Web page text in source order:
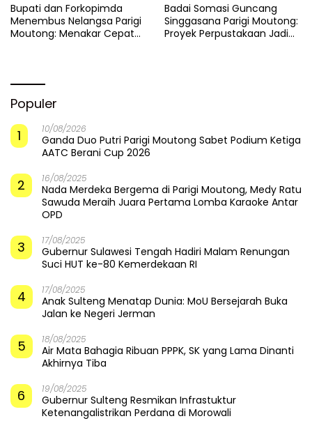
​Bupati dan Forkopimda
Menembus Nelangsa Parigi
Moutong: Menakar Cepat
Badai Somasi Guncang
Singgasana Parigi Moutong:
Proyek Perpustakaan Jadi
Populer
1
10/08/2026
Ganda Duo Putri Parigi Moutong Sabet Podium Ketiga
AATC Berani Cup 2026
2 16/08/2025
Nada Merdeka Bergema di Parigi Moutong, Medy Ratu
Sawuda Meraih Juara Pertama Lomba Karaoke Antar
OPD
3 17/08/2025
Gubernur Sulawesi Tengah Hadiri Malam Renungan
Suci HUT ke-80 Kemerdekaan RI
4 17/08/2025
Anak Sulteng Menatap Dunia: MoU Bersejarah Buka
Jalan ke Negeri Jerman
5 18/08/2025
Air Mata Bahagia Ribuan PPPK, SK yang Lama Dinanti
Akhirnya Tiba
6 19/08/2025
Gubernur Sulteng Resmikan Infrastuktur
Ketenangalistrikan Perdana di Morowali